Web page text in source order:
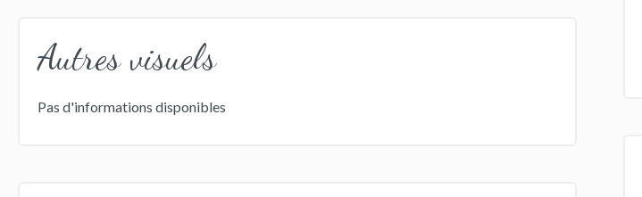
Autres visuels
Pas d'informations disponibles